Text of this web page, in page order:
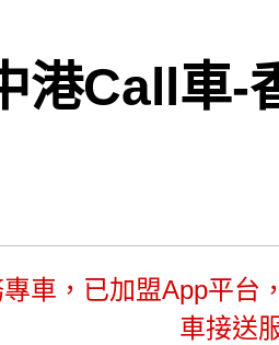
港Call車-
車，已加盟App平台
車接送